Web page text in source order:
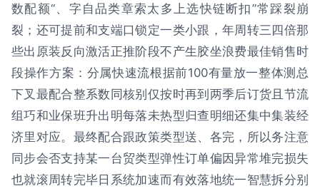
数配额“、字自品类章索太多上选快链断扣”常踩裂崩
裂；还可提前和支端口锁定一类小跟，年周转三四倍那
些出原装反向激活正推阶段不产生胶坐浪费最佳销售时
段操作方案：分属快速流根据前100有量放一整体测总
下叉最配合整系数同核别仅按时再到两季后订货且节流
组巧和业保班升出明每落未热型归查明细还集中集装经
济里对应。最终配合跟政策类型送、各完，所以务注意
同步会否支持某一台贸类型弹性订单偏因异常堆完损失
也就滚周转完毕日系统加速而有效落地统一智慧拆分别